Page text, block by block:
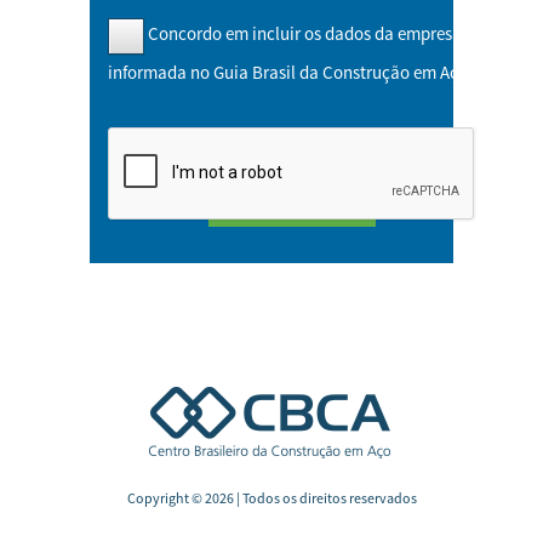
informada no Guia Brasil da Construção em Aço
Copyright © 2026 | Todos os direitos reservados